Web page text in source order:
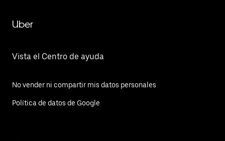
Uber
Vista el Centro de ayuda
No vender ni compartir mis datos personales
Política de datos de Google